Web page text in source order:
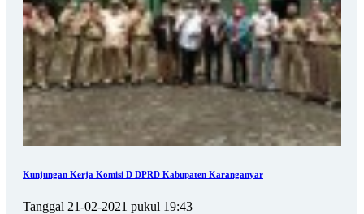
Kunjungan Kerja Komisi D DPRD Kabupaten Karanganyar
Tanggal 21-02-2021 pukul 19:43